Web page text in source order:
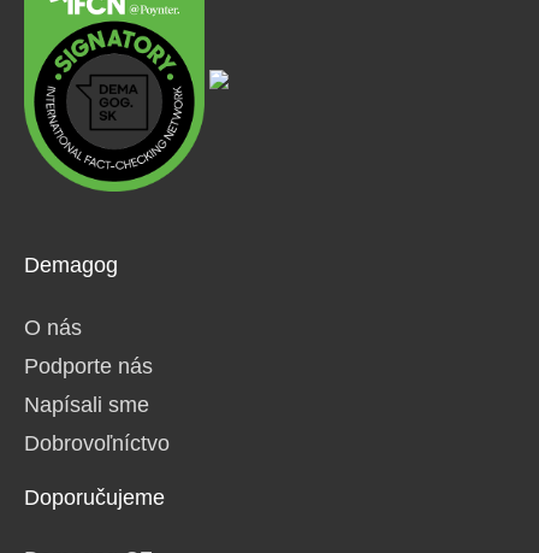
Demagog
O nás
Podporte nás
Napísali sme
Dobrovoľníctvo
Doporučujeme